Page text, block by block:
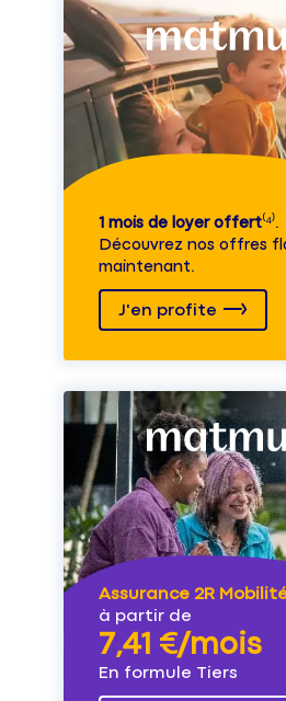
1 mois de loyer offert⁽⁴⁾.
Découvrez nos offres
maintenant.
J'en profite
Assurance 2R
à partir de
7,41 €/mois
En formule Tiers